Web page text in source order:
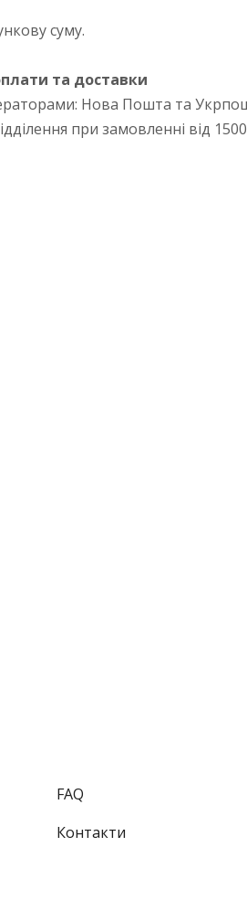
суму.
та доставки
Нова Пошта та
при замовленні від
FAQ
Контакти